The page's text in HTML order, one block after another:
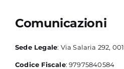
Comunicazioni
Sede Legale: Via Salaria 292,
Codice Fiscale: 97975840584